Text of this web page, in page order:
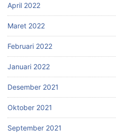
April 2022
Maret 2022
Februari 2022
Januari 2022
Desember 2021
Oktober 2021
September 2021